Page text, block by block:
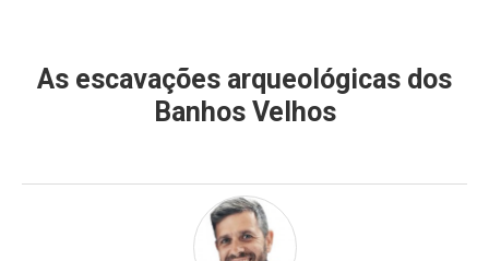
As escavações arqueológicas dos
Banhos Velhos